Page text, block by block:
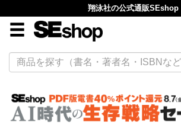
翔泳社の公式通販SEshop